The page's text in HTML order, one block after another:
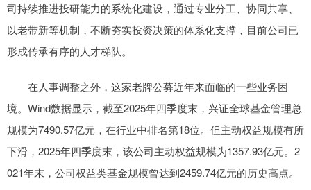
司持续推进投研能力的系统化建设，通过专业分工、协同共享、
以老带新等机制，不断夯实投资决策的体系化支撑，目前公司已
形成传承有序的人才梯队。
在人事调整之外，这家老牌公募近年来面临的一些业务困
境。Wind数据显示，截至2025年四季度末，兴证全球基金管理总
规模为7490.57亿元，在行业中排名第18位。但主动权益规模有所
下滑，2025年四季度末，该公司主动权益规模为1357.93亿元。2
021年末，公司权益类基金规模曾达到2459.74亿元的历史高点。